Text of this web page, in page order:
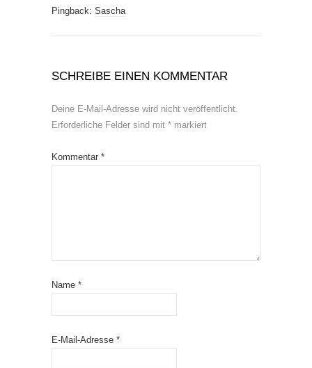
Pingback: Sascha
SCHREIBE EINEN KOMMENTAR
Deine E-Mail-Adresse wird nicht veröffentlicht.
Erforderliche Felder sind mit * markiert
Kommentar *
Name *
E-Mail-Adresse *